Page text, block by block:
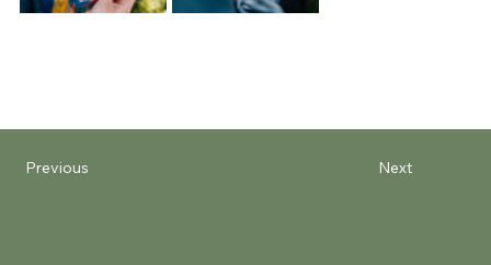
Next
Previous